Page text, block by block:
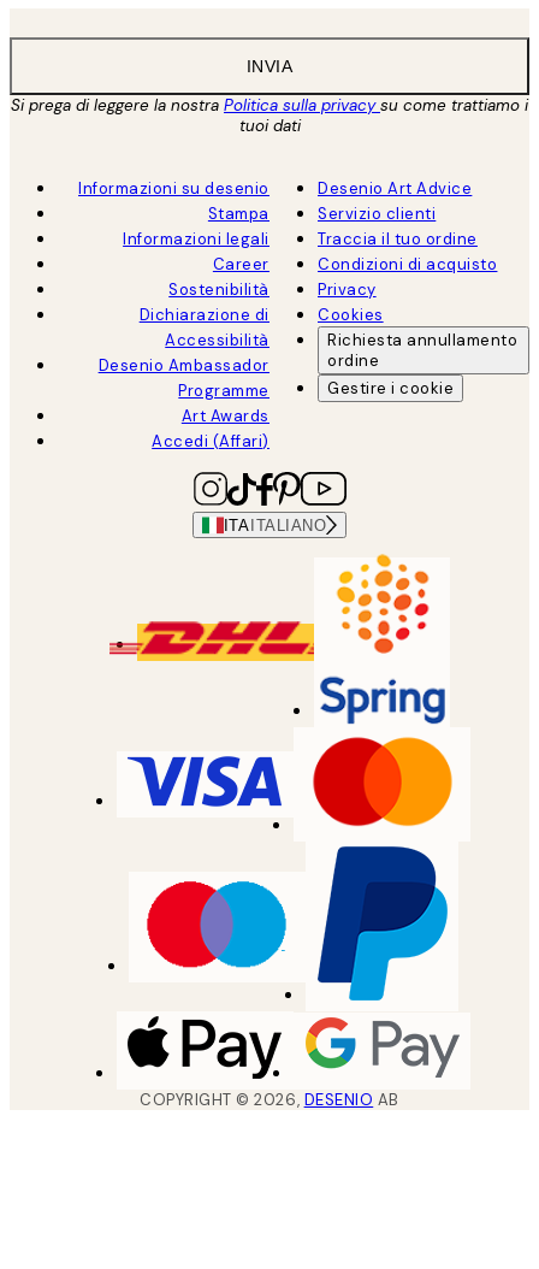
INVIA
Si prega di leggere la nostra Politica sulla privacysu come trattiamo i
tuoi dati
Informazioni su desenio
Stampa
Informazioni legali
Career
Sostenibilità
Dichiarazione di
Accessibilità
Desenio Ambassador
Programme
Art Awards
Accedi (Affari)
Desenio Art Advice
Servizio clienti
Traccia il tuo ordine
Condizioni di acquisto
Privacy
Cookies
Richiesta annullamento
ordine
Gestire i cookie
ITA ITALIANO
COPYRIGHT ©2026, DESENIO AB